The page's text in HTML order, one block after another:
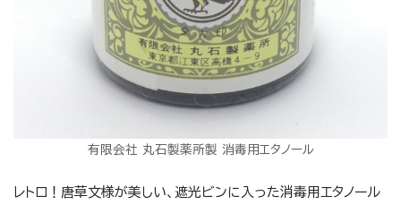
有限会社 丸石製薬所製 消毒用エタノール
レトロ！唐草文様が美しい、遮光ビンに入った消毒用エタノール